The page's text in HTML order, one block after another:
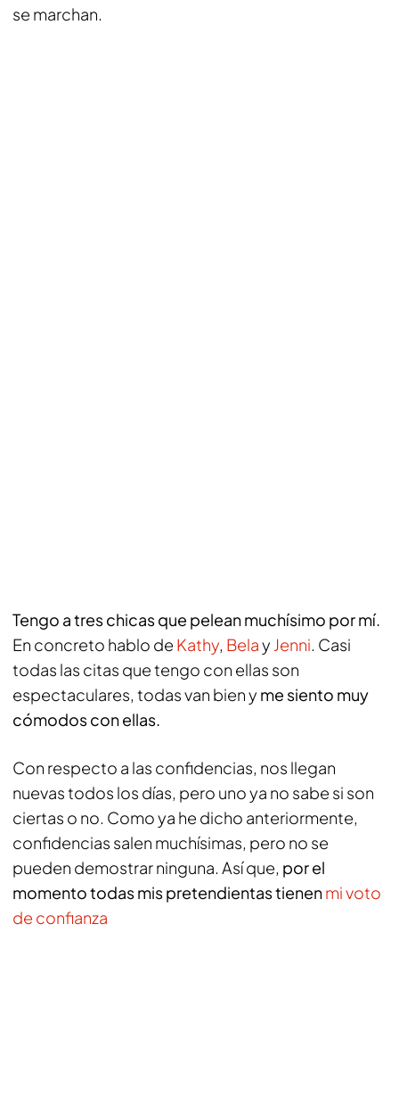
se marchan.
Tengo a tres chicas que pelean muchísimo por mí.
En concreto hablo de Kathy, Belay Jenni. Casi
todas las citas que tengo con ellas son
espectaculares, todas van bien y me siento muy
cómodos con ellas.
Con respecto a las confidencias, nos llegan
nuevas todos los días, pero uno ya no sabe si son
ciertas o no. Como ya he dicho anteriormente,
confidencias salen muchísimas, pero no se
pueden demostrar ninguna. Así que, por el
momento todas mis pretendientas tienenmi voto
de confianza